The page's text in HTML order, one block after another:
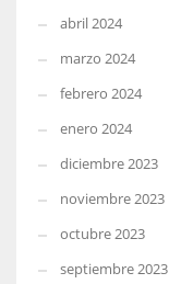
abril 2024
marzo 2024
febrero 2024
enero 2024
diciembre 2023
noviembre 2023
octubre 2023
septiembre 2023